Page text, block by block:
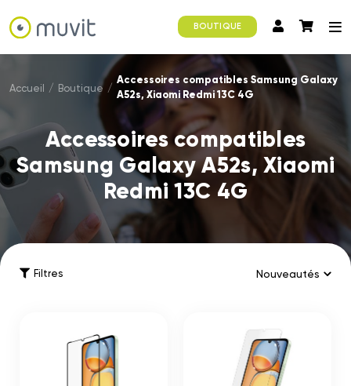
BOUTIQUE
Accueil / Boutique /
Accessoires compatibles Samsung Galaxy
A52s, Xiaomi Redmi 13C 4G
Accessoires compatibles
Samsung Galaxy A52s, Xiaomi
Redmi 13C 4G
Filtres